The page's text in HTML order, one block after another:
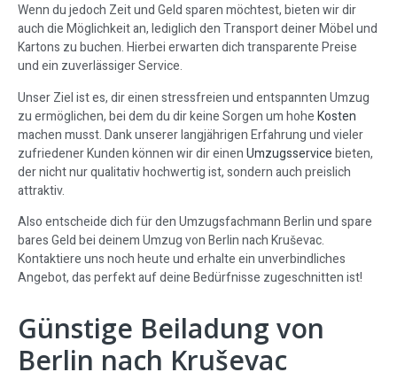
Wenn du jedoch Zeit und Geld sparen möchtest, bieten wir dir
auch die Möglichkeit an, lediglich den Transport deiner Möbel und
Kartons zu buchen. Hierbei erwarten dich transparente Preise
und ein zuverlässiger Service.
Unser Ziel ist es, dir einen stressfreien und entspannten Umzug
zu ermöglichen, bei dem du dir keine Sorgen um hoheKosten
machen musst. Dank unserer langjährigen Erfahrung und vieler
zufriedener Kunden können wir dir einenUmzugsservicebieten,
der nicht nur qualitativ hochwertig ist, sondern auch preislich
attraktiv.
Also entscheide dich für den Umzugsfachmann Berlin und spare
bares Geld bei deinem Umzug von Berlin nach Kruševac.
Kontaktiere uns noch heute und erhalte ein unverbindliches
Angebot, das perfekt auf deine Bedürfnisse zugeschnitten ist!
Günstige Beiladung von
Berlin nach Kruševac